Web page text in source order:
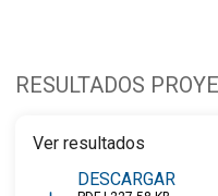
RESULTADOS
Ver resultados
DESCARGAR